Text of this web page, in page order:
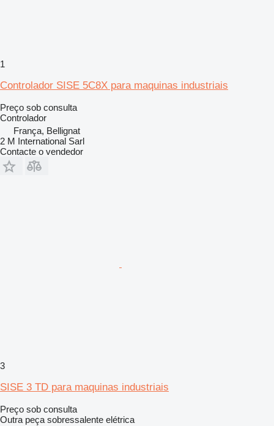
1
Controlador SISE 5C8X para maquinas industriais
Preço sob consulta
Controlador
França, Bellignat
2 M International Sarl
Contacte o vendedor
3
SISE 3 TD para maquinas industriais
Preço sob consulta
Outra peça sobressalente elétrica